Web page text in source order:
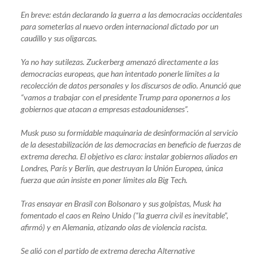
En breve: están declarando la guerra a las democracias occidentales
para someterlas al nuevo orden internacional dictado por un
caudillo y sus oligarcas.
Ya no hay sutilezas. Zuckerberg amenazó directamente a las
democracias europeas, que han intentado ponerle límites a la
recolección de datos personales y los discursos de odio. Anunció que
“vamos a trabajar con el presidente Trump para oponernos a los
gobiernos que atacan a empresas estadounidenses”.
Musk puso su formidable maquinaria de desinformación al servicio
de la desestabilización de las democracias en beneficio de fuerzas de
extrema derecha. El objetivo es claro: instalar gobiernos aliados en
Londres, París y Berlín, que destruyan la Unión Europea, única
fuerza que aún insiste en poner límites ala Big Tech.
Tras ensayar en Brasil con Bolsonaro y sus golpistas, Musk ha
fomentado el caos en Reino Unido (“la guerra civil es inevitable”,
afirmó) y en Alemania, atizando olas de violencia racista.
Se alió con el partido de extrema derecha Alternative